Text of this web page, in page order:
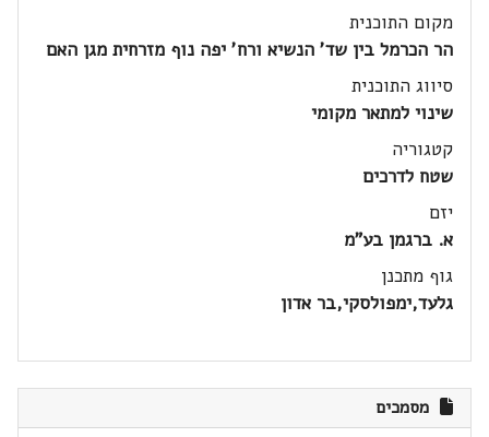
מקום התוכנית
הר הכרמל בין שד' הנשיא ורח' יפה נוף מזרחית מגן האם
סיווג התוכנית
שינוי למתאר מקומי
קטגוריה
שטח לדרכים
יזם
א. ברגמן בע"מ
גוף מתכנן
גלעד,ימפולסקי,בר אדון
מסמכים